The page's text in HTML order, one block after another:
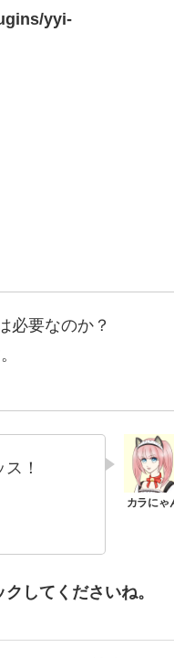
yyi-
必要なのか？
！
してくださいね。